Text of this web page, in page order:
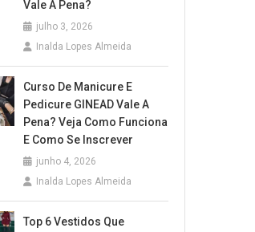
Vale A Pena?
julho 3, 2026
Inalda Lopes Almeida
Curso De Manicure E
Pedicure GINEAD Vale A
Pena? Veja Como Funciona
E Como Se Inscrever
junho 4, 2026
Inalda Lopes Almeida
Top 6 Vestidos Que